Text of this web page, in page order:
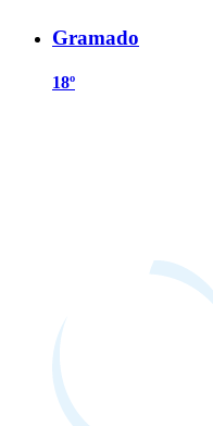
Gramado
18º